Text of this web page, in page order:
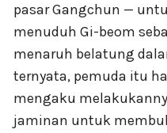
pasar Gangchun —
menuduh Gi-beom
menaruh belatung
ternyata, pemuda itu
mengaku
jaminan untuk